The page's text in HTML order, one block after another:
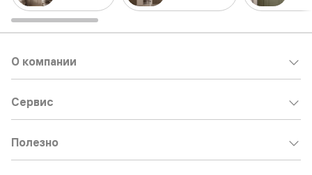
О компании
Сервис
Полезно